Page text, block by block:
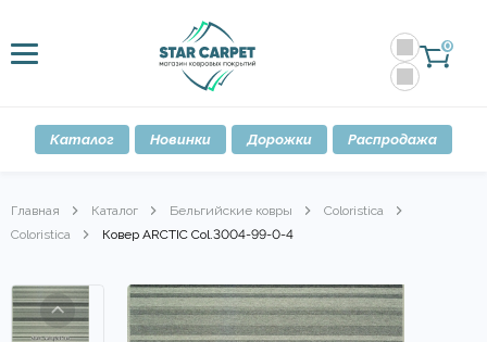
0
Каталог Новинки Дорожки Распродажа
Главная Каталог Бельгийские ковры
Coloristica
Coloristica
Ковер ARСTIC Col.3004-99-0-4